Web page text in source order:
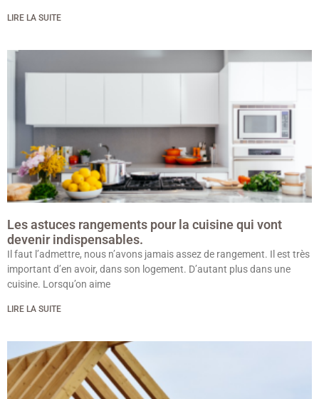
LIRE LA SUITE
Les astuces rangements pour la cuisine qui vont
devenir indispensables.
Il faut l’admettre, nous n’avons jamais assez de rangement. Il est très
important d’en avoir, dans son logement. D’autant plus dans une
cuisine. Lorsqu’on aime
LIRE LA SUITE